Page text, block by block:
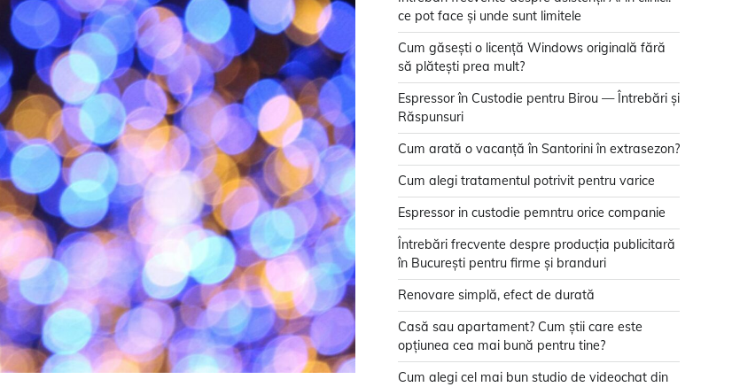
ce pot face și unde sunt limitele
Cum găsești o licență Windows originală fără
să plătești prea mult?
Espressor în Custodie pentru Birou — Întrebări și
Răspunsuri
Cum arată o vacanță în Santorini în extrasezon?
Cum alegi tratamentul potrivit pentru varice
Espressor in custodie pemntru orice companie
Întrebări frecvente despre producția publicitară
în București pentru firme și branduri
Renovare simplă, efect de durată
Casă sau apartament? Cum știi care este
opțiunea cea mai bună pentru tine?
Cum alegi cel mai bun studio de videochat din